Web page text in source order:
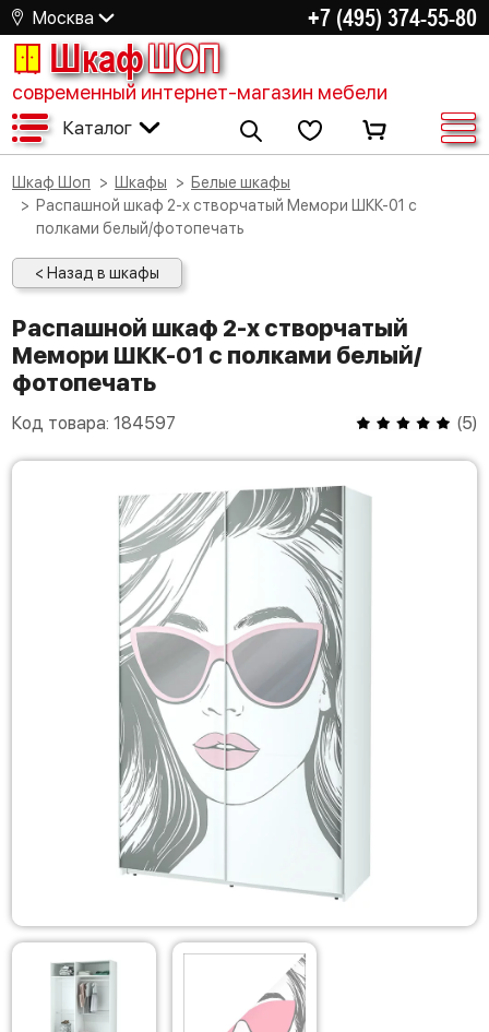
Москва +7 (495) 374-55-80
ШкафШОП
современный интернет-магазин мебели
Каталог
Шкаф Шоп Шкафы
Белые шкафы
Распашной шкаф 2-х створчатый Мемори ШКК-01 с
полками белый/фотопечать
< Назад в шкафы
Распашной шкаф 2-х створчатый
Мемори ШКК-01 с полками белый/
фотопечать
Код товара: 184597 (5)